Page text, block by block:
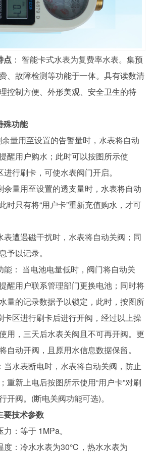
点 ： 智能卡式水表为复费率水表。集预
、故障检测等功能于一体。具有读数清
控制方便、外形美观、安全卫生的特
殊功能
量用至设置的告警量时，水表将自动
醒用户购水；此时可以按图所示使
进行刷卡，可使水表阀门开启。
余量用至设置的透支量时，水表将自动
时只有将“用户卡”重新充值购水，才可
表遭遇磁干扰时，水表将自动关阀；同
予以记录。
能： 当电池电量低时，阀门将自动关
醒用户联系管理部门更换电池；同时将
量的记录数据予以锁定，此时，按图所
卡区进行刷卡后进行开阀，经过以上操
用，三天后水表关阀且不可再开阀。更
自动开阀，且原用水信息数据保留。
当水表断电时，水表将自动关阀，防止
重新上电后按图所示使用“用户卡”对刷
开阀。(断电关阀功能可选)。
要技术参数
：等于 1MPa。
度：冷水水表为30℃，热水水表为